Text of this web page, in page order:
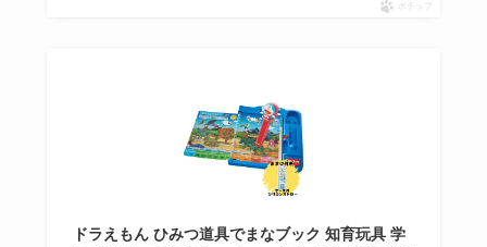
ポチップ
ドラえもん ひみつ道具でまなブック 知育玩具 学